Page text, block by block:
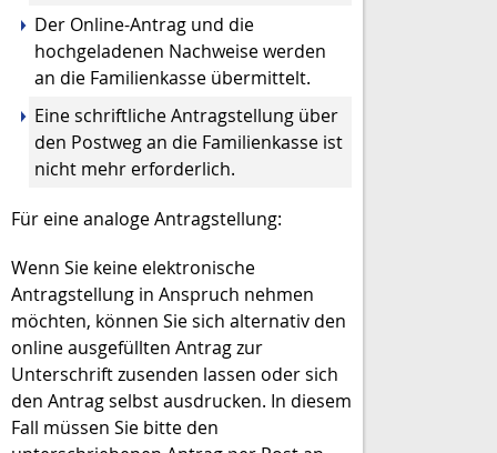
Der Online-Antrag und die
hochgeladenen Nachweise werden
an die Familienkasse übermittelt.
Eine schriftliche Antragstellung über
den Postweg an die Familienkasse ist
nicht mehr erforderlich.
Für eine analoge Antragstellung:
Wenn Sie keine elektronische
Antragstellung in Anspruch nehmen
möchten, können Sie sich alternativ den
online ausgefüllten Antrag zur
Unterschrift zusenden lassen oder sich
den Antrag selbst ausdrucken. In diesem
Fall müssen Sie bitte den